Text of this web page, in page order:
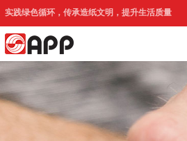
实践绿色循环，传承造纸文明，提升生活质量